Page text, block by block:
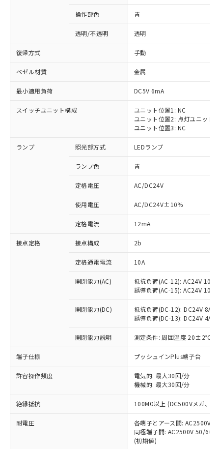
操作部色 青
透明/不透明 透明
復帰方式 手動
ベゼル材質 金属
最小適用負荷 DC5V 6mA
スイッチユニット構成
ユニット位置1: NC
ユニット位置2: 点灯ユニット
ユニット位置3: NC
ランプ 照光部方式 LEDランプ
ランプ色 青
定格電圧 AC/DC24V
使用電圧 AC/DC24V±10%
定格電流 12mA
接点定格 接点構成 2b
定格通電電流 10A
開閉能力(AC)
抵抗負荷(AC-12): AC24V 10A/
誘導負荷(AC-15): AC24V
開閉能力(DC)
抵抗負荷(DC-12): DC24V 8A/
誘導負荷(DC-13): DC24V 4A/
開閉能力説明 測定条件: 周囲温度 20±2℃、
端子仕様 プッシュインPlus端子台
許容操作頻度
電気的: 最大30回/分
機械的: 最大30回/分
絶縁抵抗 100MΩ以上 (DC500Vメガ、点
耐電圧
各端子とアース間: AC2500V
同極端子間: AC2500V 50/
(初期値)
ご利用条件
以下の条件をお読みいただき、同意のうえ
ご利用ください。
本サービスは、当社制御機器事業取扱
商品の当社在庫状況および標準価格
(税抜)を提供させていただくもので
当社制御機器事業取扱商品の中には、
本サービスの対象外となる商品もある
ことをご了承ください。
在庫状況および標準価格照会結果は、
記載している更新日時点での社内デー
タに基づき作成されるものであり、閲
覧された時点での実際の在庫および標
準価格とは異なる場合があることをご
※1 対応状況
対応済み：EU RoHS指令（10物質）の
非含有に対応した製品が提供可能な商品で
す。
対応予定：EU RoHS指令（10物質）の非含
有に対応した製品に切り替える予定のある
対応予定なし：EU RoHS指令（10物質）の
非含有に非対応の商品で、対応品を出す予
定はありません。
調査・確認中：EU RoHS指令（10物質）の
非含有の対応状況を調査中または確認中の
非該当品：ライセンス料など無形物で、有
害物質有無と関係のない商品です。
仕入先様の事情により、非含有部品として
いたものが、含有品と判明した場合などや
むを得ず変更することがあります。
六価クロム(Cr(Ⅵ)) 1000ppm以下、ポリ臭化ビフェニル
類(PBB) 1000ppm以下、ポリ臭化ジフェニルエーテル類
「○」：最大均質材料含有率が中国RoHSの
基準値以下であることを示します。
「×」：最大均質材料含有率が中国RoHSの
基準値を超えていることを示します。
「－」：未確認です。当社販売部門へお問
*中国RoHS10物質の基準値 (GB/T26572)：
Pb(鉛) :1000ppm、 Hg(水銀) : 1000ppm、 Cd(カドミウ
Cr(Ⅵ)(六価クロム) : 1000ppm、 PBBs(ポリ臭化ビフェ
当社は、これら貴社製品のうち、外国
為替および外国貿易法に定める商品
（以下｢規制貨物等」という）を輸出
または国外への提供する場合は、日本
国政府の輸出許可(または役務取引許
可)を取得するなどの必要な手続きを